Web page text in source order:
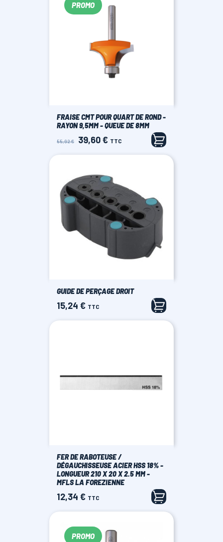
PROMO
FRAISE CMT POUR QUART DE ROND -
RAYON 9,5MM - QUEUE DE 8MM
Prix
55,92 € Prix
39,60 € TTC
GUIDE DE PERÇAGE DROIT
Prix
15,24 € TTC
FER DE RABOTEUSE /
DÉGAUCHISSEUSE ACIER HSS 18% -
LONGUEUR 210 X 20 X 2.5 MM -
MFLS LA FOREZIENNE
Prix
12,34 € TTC
PROMO